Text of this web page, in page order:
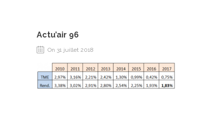
Actu’air 96
On 31 juillet 2018